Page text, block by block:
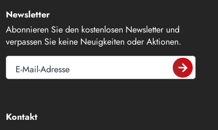
Newsletter
Abonnieren Sie den kostenlosen Newsletter und
verpassen Sie keine Neuigkeiten oder Aktionen.
E-Mail-Adresse
Kontakt